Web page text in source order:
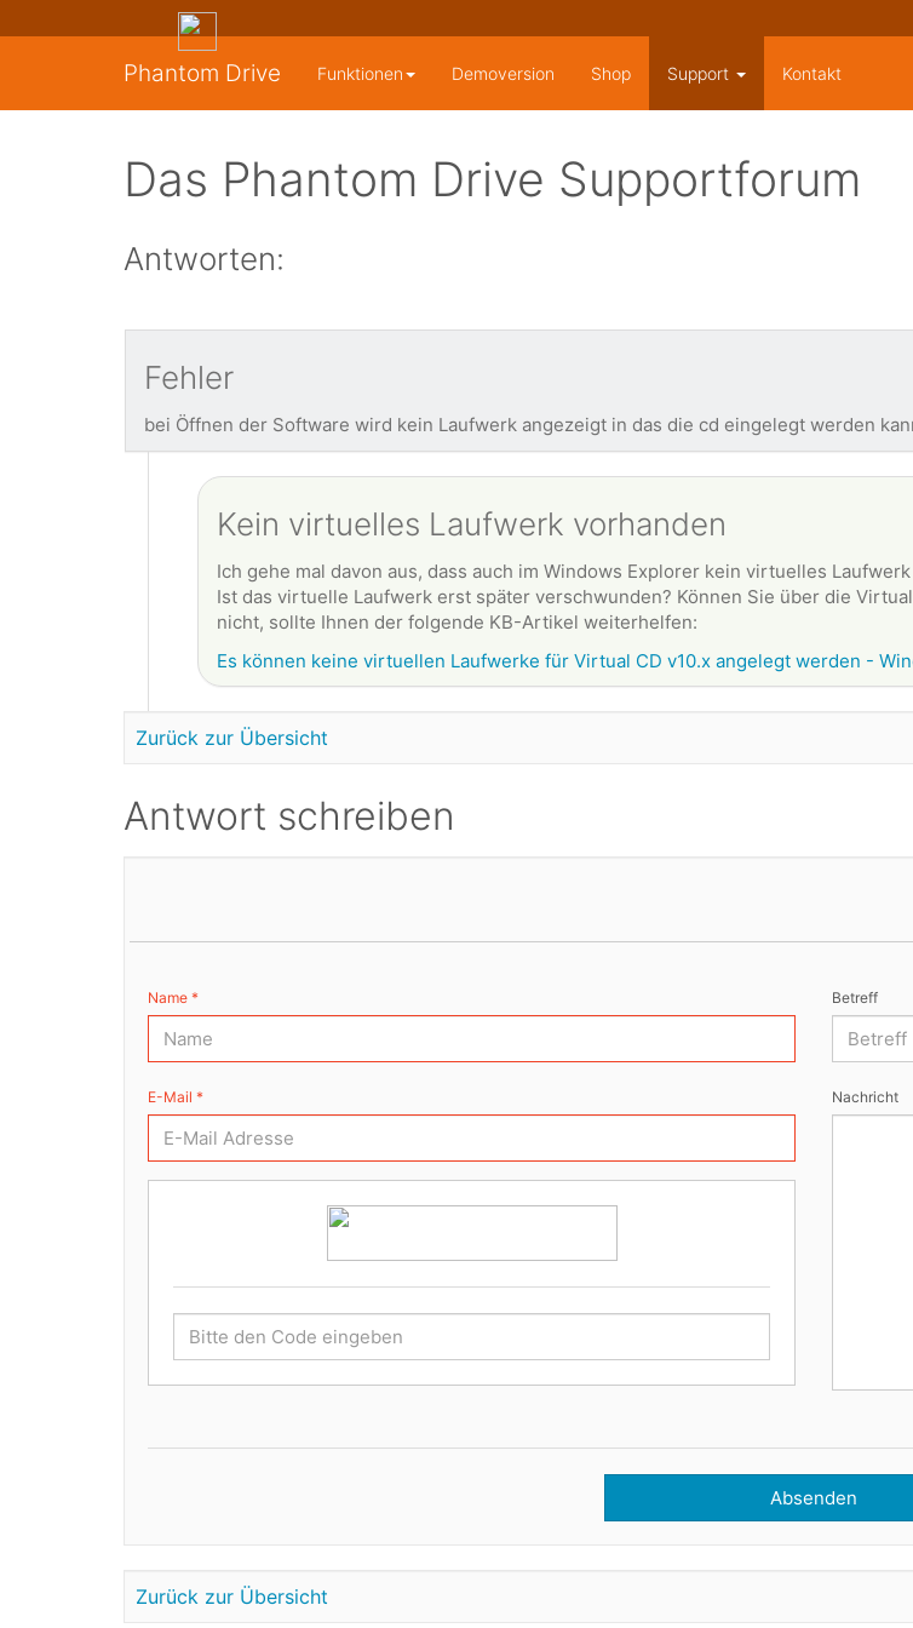
Phantom Drive Funktionen Demoversion Shop Support Kontakt
Das Phantom Drive Supportforum
Antworten:
Fehler
bei Öffnen der Software wird kein Laufwerk angezeigt in das die cd eingelegt werden
Kein virtuelles Laufwerk vorhanden
Ich gehe mal davon aus, dass auch im Windows Explorer kein virtuelles
Ist das virtuelle Laufwerk erst später verschwunden? Können Sie über die
nicht, sollte Ihnen der folgende KB-Artikel weiterhelfen:
Es können keine virtuellen Laufwerke für Virtual CD v10.x angelegt werden -
Zurück zur Übersicht
Antwort schreiben
Name *
E-Mail *
Betreff
Nachricht
Absenden
Zurück zur Übersicht